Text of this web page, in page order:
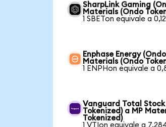
SharpLink Gaming
Materials (Ondo
1 SBETon equivale a
Enphase Energy
Materials (Ondo
1 ENPHon equivale a
Vanguard Total Stock
Tokenized) a MP
Tokenized)
1 VTIon equivale a